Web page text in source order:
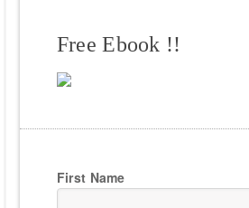
Free Ebook !!
First Name